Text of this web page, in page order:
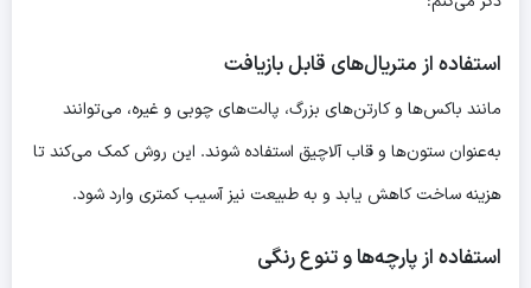
استفاده از متریال‌های قابل بازیافت
مانند باکس‌ها و کارتن‌های بزرگ، پالت‌های چوبی و غیره، می‌توانند
به‌عنوان ستون‌ها و قاب آلاچیق استفاده شوند. این روش کمک می‌کند تا
هزینه ساخت کاهش یابد و به طبیعت نیز آسیب کمتری وارد شود.
استفاده از پارچه‌ها و تنوع رنگی